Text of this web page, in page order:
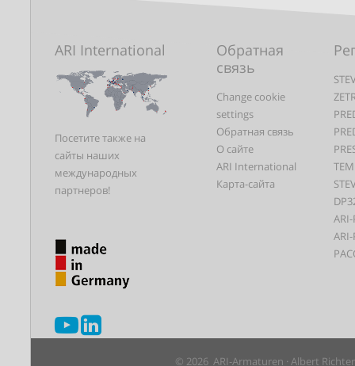
ARI International
Посетите также на
сайты наших
международных
партнеров!
Обратная
связь
Change cookie
settings
Обратная связь
О сайте
ARI International
Карта-сайта
© 2026 ARI-Armaturen · Albert